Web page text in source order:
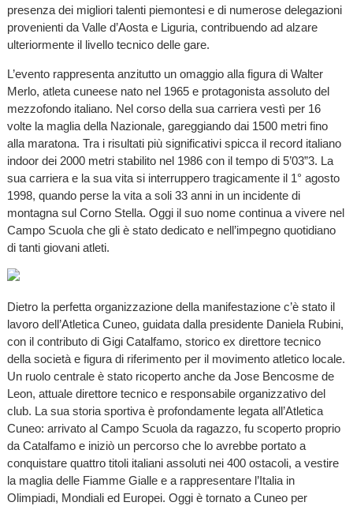
presenza dei migliori talenti piemontesi e di numerose delegazioni
provenienti da Valle d’Aosta e Liguria, contribuendo ad alzare
ulteriormente il livello tecnico delle gare.
L’evento rappresenta anzitutto un omaggio alla figura di Walter
Merlo, atleta cuneese nato nel 1965 e protagonista assoluto del
mezzofondo italiano. Nel corso della sua carriera vestì per 16
volte la maglia della Nazionale, gareggiando dai 1500 metri fino
alla maratona. Tra i risultati più significativi spicca il record italiano
indoor dei 2000 metri stabilito nel 1986 con il tempo di 5’03”3. La
sua carriera e la sua vita si interruppero tragicamente il 1° agosto
1998, quando perse la vita a soli 33 anni in un incidente di
montagna sul Corno Stella. Oggi il suo nome continua a vivere nel
Campo Scuola che gli è stato dedicato e nell’impegno quotidiano
di tanti giovani atleti.
Dietro la perfetta organizzazione della manifestazione c’è stato il
lavoro dell’Atletica Cuneo, guidata dalla presidente Daniela Rubini,
con il contributo di Gigi Catalfamo, storico ex direttore tecnico
della società e figura di riferimento per il movimento atletico locale.
Un ruolo centrale è stato ricoperto anche da Jose Bencosme de
Leon, attuale direttore tecnico e responsabile organizzativo del
club. La sua storia sportiva è profondamente legata all’Atletica
Cuneo: arrivato al Campo Scuola da ragazzo, fu scoperto proprio
da Catalfamo e iniziò un percorso che lo avrebbe portato a
conquistare quattro titoli italiani assoluti nei 400 ostacoli, a vestire
la maglia delle Fiamme Gialle e a rappresentare l’Italia in
Olimpiadi, Mondiali ed Europei. Oggi è tornato a Cuneo per